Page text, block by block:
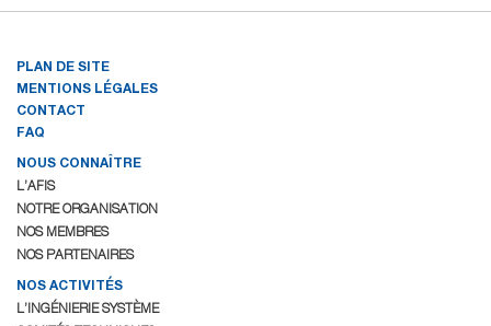
PLAN DE SITE
MENTIONS LÉGALES
CONTACT
FAQ
NOUS CONNAÎTRE
L’AFIS
NOTRE ORGANISATION
NOS MEMBRES
NOS PARTENAIRES
NOS ACTIVITÉS
L’INGÉNIERIE SYSTÈME